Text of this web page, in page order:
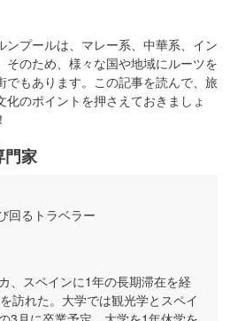
ンプールは、マレー系、中華系、イン
そのため、様々な国や地域にルーツを
でもあります。この記事を読んで、旅
のポイントを押さえておきましょ
門家
回るトラベラー
、スペインに1年の長期滞在を経
訪れた。大学では観光学とスペイ